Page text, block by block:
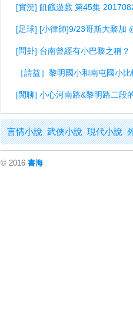
[實況] 飢餓遊戲 第45集
[足球] [小律師]9/23哥斯大黎加
[問卦] 台南曾經有小巴黎之稱？
［請益］黎明國小和南屯國小比
[閒聊] 小心河南路&黎明路二段
言情小說 武俠小說 現代小說
© 2016 書海